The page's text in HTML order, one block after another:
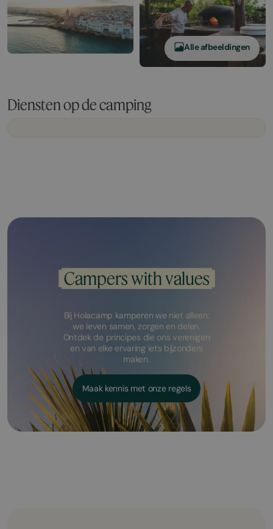
Alle afbeeldingen
Diensten op de camping
Campers with values
Bij Holacamp kamperen we niet alleen:
we leven samen, zorgen en delen.
Ontdek de principes die ons verenigen
en van elke ervaring iets bijzonders
maken.
Maak kennis met onze regels